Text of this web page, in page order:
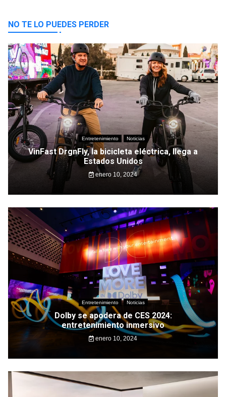
NO TE LO PUEDES PERDER
Entretenimiento Noticias
VinFast DrgnFly, la bicicleta eléctrica, llega a
Estados Unidos
enero 10, 2024
Entretenimiento Noticias
Dolby se apodera de CES 2024:
entretenimiento inmersivo
enero 10, 2024